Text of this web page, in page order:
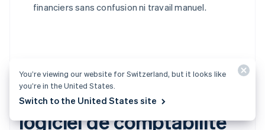
financiers sans confusion ni travail manuel.
Coûts et retour sur
investissement d'un
logiciel de comptabilité
You’re viewing our website for Switzerland, but it looks like
you’re in the United States.
Switch to the United States site